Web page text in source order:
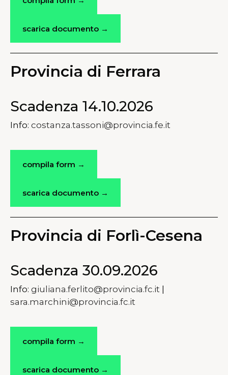
scarica documento →
Provincia di Ferrara
Scadenza 14.10.2026
Info: costanza.tassoni@provincia.fe.it
compila form →
scarica documento →
Provincia di Forlì-Cesena
Scadenza 30.09.2026
Info: giuliana.ferlito@provincia.fc.it
sara.marchini@provincia.fc.it
compila form →
scarica documento →